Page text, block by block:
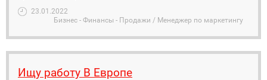
23.01.2022
Бизнес - Финансы - Продажи / Менеджер по маркетингу
Ищу работу В Европе